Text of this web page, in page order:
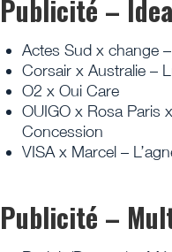
Publicité –
Actes Sud x change
Corsair x Australie –
O2 x Oui Care
OUIGO x Rosa Paris
Concession
VISA x Marcel –
Publicité –